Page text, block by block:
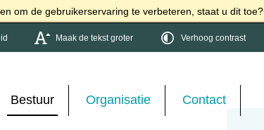
om de gebruikerservaring te verbeteren, staat u dit toe?
Maak de tekst groter Verhoog contrast
Bestuur Organisatie Contact